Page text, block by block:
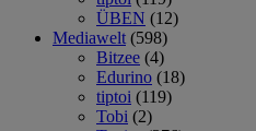
ÜBEN (12)
Mediawelt (598)
Bitzee (4)
Edurino (18)
tiptoi (119)
Tobi (2)